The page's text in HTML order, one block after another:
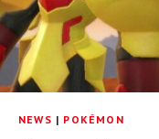
NEWS | POKÉMON